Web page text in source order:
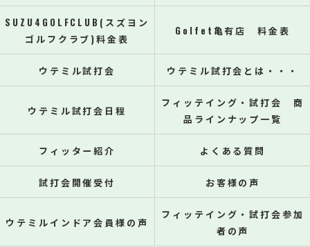
SUZU4GOLFCLUB(スズヨン
ゴルフクラブ)料金表
Golfet亀有店 料金表
ウテミル試打会 ウテミル試打会とは・・・
ウテミル試打会日程
フィッテイング・試打会 商
品ラインナップ一覧
フィッター紹介 よくある質問
試打会開催受付 お客様の声
ウテミルインドア会員様の声
フィッテイング・試打会参加
者の声